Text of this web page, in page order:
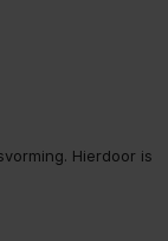
Hierdoor is